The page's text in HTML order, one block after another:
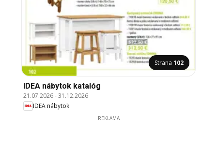
Strana 102
IDEA nábytok katalóg
21.07.2026-31.12.2026
IDEA nábytok
REKLAMA